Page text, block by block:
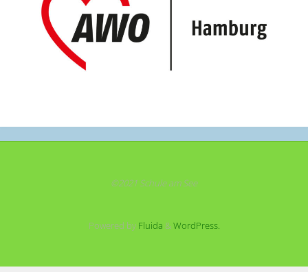
©2021 Schule am See
Powered byFluida &WordPress.